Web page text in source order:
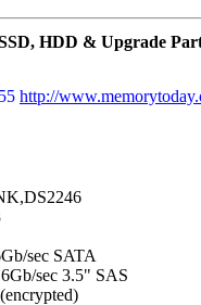
HDD & Upgrade
http://
sec SATA
sec 3.5" SAS